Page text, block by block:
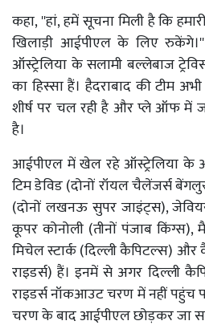
कहा, ''हां, हमें सूचना मिली है कि
खिलाड़ी आईपीएल के लिए
ऑस्ट्रेलिया के सलामी बल्लेबाज
का हिस्सा हैं। हैदराबाद की टीम
शीर्ष पर चल रही है और प्ले ऑफ में
है।
आईपीएल में खेल रहे ऑस्ट्रेलिया के
टिम डेविड (दोनों रॉयल चैलेंजर्स
(दोनों लखनऊ सुपर जाइंट्स), जेवियर
कूपर कोनोली (तीनों पंजाब किंग्स),
मिचेल स्टार्क (दिल्ली कैपिटल्स) और
राइडर्स) हैं। इनमें से अगर दिल्ली
राइडर्स नॉकआउट चरण में नहीं पहुंच
चरण के बाद आईपीएल छोड़कर जा